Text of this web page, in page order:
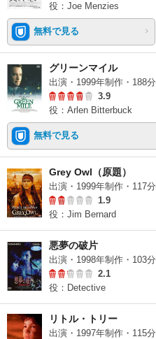
役：Joe Menzies
無料で見る
グリーンマイル
出演・1999年制作・188分
3.9
役：Arlen Bitterbuck
無料で見る
Grey Owl（原題）
出演・1999年制作・117分
1.9
役：Jim Bernard
悪夢の破片
出演・1998年制作・103分
2.1
役：Detective
リトル・トリー
出演・1997年制作・115分